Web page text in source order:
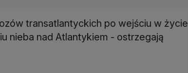
transatlantyckich po wejściu w życie
nieba nad Atlantykiem - ostrzegają